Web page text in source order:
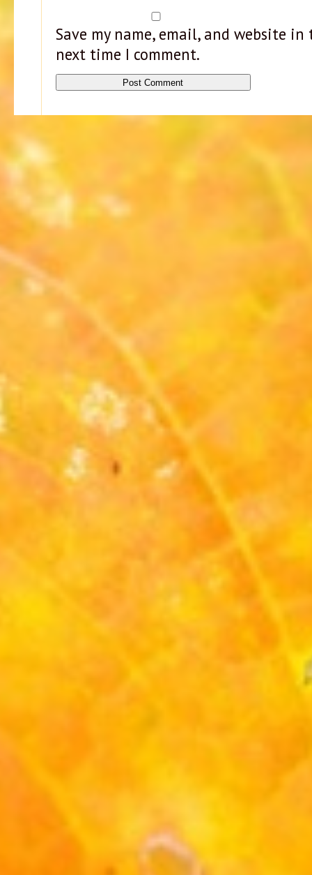
Save my name, email, and website
next time I comment.